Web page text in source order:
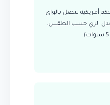
أمريكية تتصل بالواي
الري حسب الطقس.